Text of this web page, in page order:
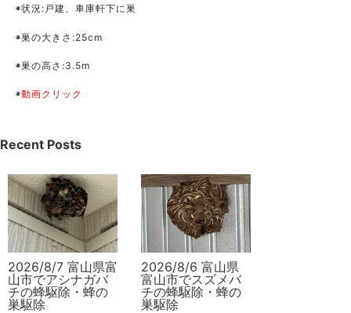
◉状況:戸建、車庫軒下に巣
◉巣の大きさ :25cm
◉巣の高さ :3.5m
◉動画クリック
Recent Posts
2026/8/7 富山県富
山市でアシナガバ
チの蜂駆除・蜂の
巣駆除
2026/8/6 富山県
富山市でスズメバ
チの蜂駆除・蜂の
巣駆除